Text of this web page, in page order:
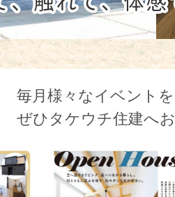
毎月様々なイベントを
ぜひタケウチ住建へ